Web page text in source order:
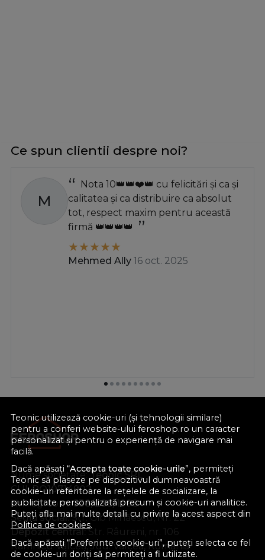
Teonic utilizează cookie-uri (și tehnologii similare)
pentru a conferi website-ului feroshop.ro un caracter
personalizat și pentru o experiență de navigare mai
facilă.
Dacă apăsați “Accepta toate cookie-urile”, permiteți
Teonic să plaseze pe dispozitivul dumneavoastră
cookie-uri referitoare la rețelele de socializare, la
publicitate personalizată precum și cookie-uri analitice.
Puteți afla mai multe detalii cu privire la acest aspect din
Politica de cookies.
Dacă apăsați “Preferinte cookie-uri”, puteți selecta ce fel
de cookie-uri doriți să permiteți a fi utilizate.
Ce spun clientii despre noi?
M
Nota 10👑👑❤️👑 cu felicitări și ca și
calitatea și ca distribuire ca absolut
tot, respect maxim pentru această
firmă 👑👑👑👑
Mehmed Ally 16 oct. 2025
Nume societate:Teonic SRL
CUI:RO10714902
Nr. reg. com.:J38/289/1998
Sediu social:Str. Gib Mihăescu, Nr. 22
Depozit central:Str. Râureni, nr. 106
Râmnicu Vâlcea, Jud. Vâlcea, România